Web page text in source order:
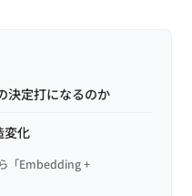
決定打になるのか
変化
「Embedding +